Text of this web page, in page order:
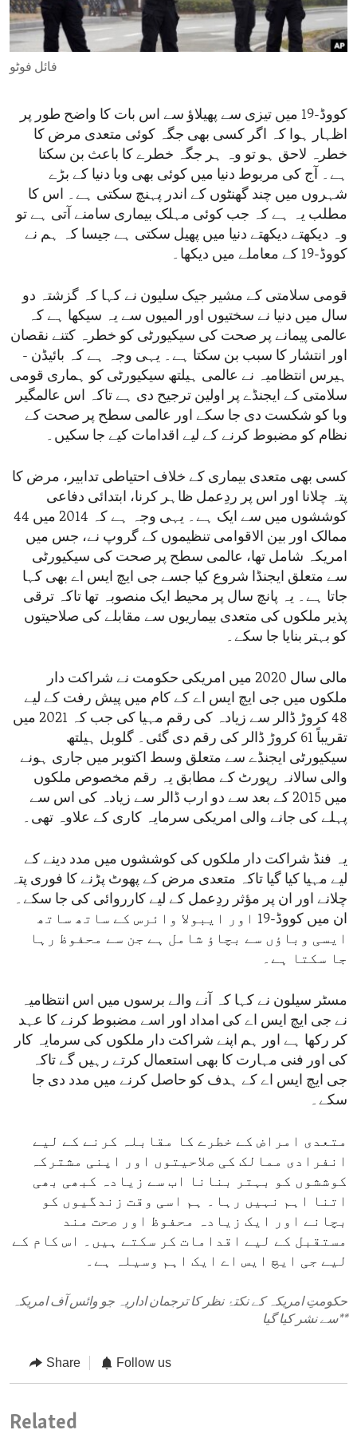
ENVIRONMENT AND HEALTH
IDEALS AND INSTITUTIONS
فائل فوٹو
کووڈ-19 میں تیزی سے پھیلاؤ سے اس بات کا واضح طور پر
اظہار ہوا کہ اگر کسی بھی جگہ کوئی متعدی مرض کا
خطرہ لاحق ہو تو وہ ہر جگہ خطرے کا باعث بن سکتا
ہے۔ آج کی مربوط دنیا میں کوئی بھی وبا دنیا کے بڑے
شہروں میں چند گھنٹوں کے اندر پہنچ سکتی ہے۔ اس کا
مطلب یہ ہے کہ جب کوئی مہلک بیماری سامنے آتی ہے تو
وہ دیکھتے دیکھتے دنیا میں پھیل سکتی ہے جیسا کہ ہم نے
کووڈ-19 کے معاملے میں دیکھا۔
قومی سلامتی کے مشیر جیک سلیون نے کہا کہ گزشتہ دو
سال میں دنیا نے سختیوں اور المیوں سے یہ سیکھا ہے کہ
عالمی پیمانے پر صحت کی سیکیورٹی کو خطرہ کتنے نقصان
اور انتشار کا سبب بن سکتا ہے۔ یہی وجہ ہے کہ بائیڈن -
ہیرس انتظامیہ نے عالمی ہیلتھ سیکیورٹی کو ہماری قومی
سلامتی کے ایجنڈے پر اولین ترجیح دی ہے تاکہ اس عالمگیر
وبا کو شکست دی جا سکے اور عالمی سطح پر صحت کے
نظام کو مضبوط کرنے کے لیے اقدامات کیے جا سکیں۔
کسی بھی متعدی بیماری کے خلاف احتیاطی تدابیر، مرض کا
پتہ چلانا اور اس پر ردِعمل ظاہر کرنا، ابتدائی دفاعی
کوششوں میں سے ایک ہے۔ یہی وجہ ہے کہ 2014 میں 44
ممالک اور بین الاقوامی تنظیموں کے گروپ نے، جس میں
امریکہ شامل تھا، عالمی سطح پر صحت کی سیکیورٹی
سے متعلق ایجنڈا شروع کیا جسے جی ایچ ایس اے بھی کہا
جاتا ہے۔ یہ پانچ سال پر محیط ایک منصوبہ تھا تاکہ ترقی
پذیر ملکوں کی متعدی بیماریوں سے مقابلے کی صلاحیتوں
کو بہتر بنایا جا سکے۔
مالی سال 2020 میں امریکی حکومت نے شراکت دار
ملکوں میں جی ایچ ایس اے کے کام میں پیش رفت کے لیے
48 کروڑ ڈالر سے زیادہ کی رقم مہیا کی جب کہ 2021 میں
تقریباً 61 کروڑ ڈالر کی رقم دی گئی۔ گلوبل ہیلتھ
سیکیورٹی ایجنڈے سے متعلق وسط اکتوبر میں جاری ہونے
والی سالانہ رپورٹ کے مطابق یہ رقم مخصوص ملکوں
میں 2015 کے بعد سے دو ارب ڈالر سے زیادہ کی اس سے
پہلے کی جانے والی امریکی سرمایہ کاری کے علاوہ تھی۔
یہ فنڈ شراکت دار ملکوں کی کوششوں میں مدد دینے کے
لیے مہیا کیا گیا تاکہ متعدی مرض کے پھوٹ پڑنے کا فوری پتہ
چلانے اور ان پر مؤثر ردِعمل کے لیے کارروائی کی جا سکے۔
ان میں کووڈ-19 اور ایبولا وائرس کے ساتھ ساتھ
ایسی وباؤں سے بچاؤ شامل ہے جن سے محفوظ رہا
جا سکتا ہے۔
مسٹر سیلون نے کہا کہ آنے والے برسوں میں اس انتظامیہ
نے جی ایچ ایس اے کی امداد اور اسے مضبوط کرنے کا عہد
کر رکھا ہے اور ہم اپنے شراکت دار ملکوں کی سرمایہ کار
کی اور فنی مہارت کا بھی استعمال کرتے رہیں گے تاکہ
جی ایچ ایس اے کے ہدف کو حاصل کرنے میں مدد دی جا
سکے۔
متعدی امراض کے خطرے کا مقابلہ کرنے کے لیے
انفرادی ممالک کی صلاحیتوں اور اپنی مشترکہ
کوششوں کو بہتر بنانا اب سے زیادہ کبھی بھی
اتنا اہم نہیں رہا۔ ہم اسی وقت زندگیوں کو
بچانے اور ایک زیادہ محفوظ اور صحت مند
مستقبل کے لیے اقدامات کر سکتے ہیں۔ اس کام کے
لیے جی ایچ ایس اے ایک اہم وسیلہ ہے۔
حکومتِ امریکہ کے نکتۂ نظر کا ترجمان اداریہ جو وائس آف امریکہ
سے نشر کیا گیا**
Share Follow us
Related